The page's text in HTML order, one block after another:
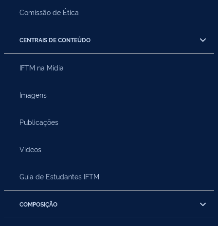
Comissão de Ética
CENTRAIS DE CONTEÚDO
IFTM na Mídia
Imagens
Publicações
Vídeos
Guia de Estudantes IFTM
COMPOSIÇÃO